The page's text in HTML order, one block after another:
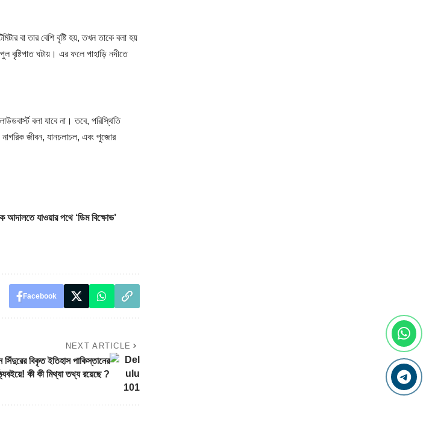
বা তার বেশি বৃষ্টি হয়, তখন তাকে বলা হয়
বৃষ্টিপাত ঘটায়। এর ফলে পাহাড়ি নদীতে
বলা যাবে না। তবে, পরিস্থিতি
জীবন, যানচলাচল, এবং পুজোর
যাওয়ার পথে ‘ডিম বিক্ষোভ’
Facebook
NEXT ARTICLE
বিকৃত ইতিহাস পাকিস্তানের
কী কী মিথ্যা তথ্য রয়েছে ?